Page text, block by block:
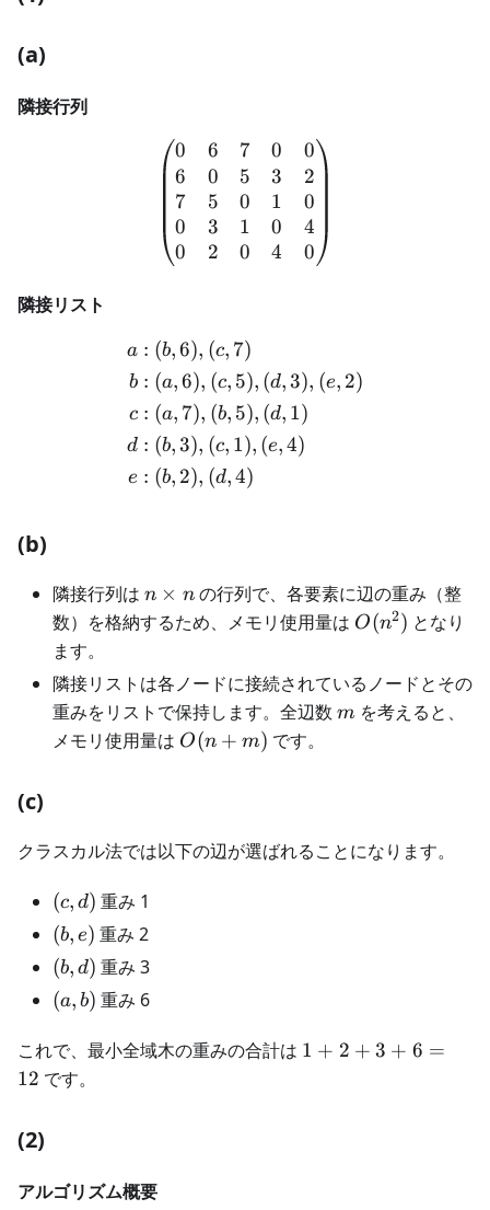
(a)
隣接行列
\begin{pmatrix} 0 & 6 &
0
6
7
0
0
6
0
5
3
2
7
5
0
1
0
0
3
1
0
4
0
2
0
4
0
隣接リスト
\begin{aligned} a & : (b,
a
b
c
d
e
: (b, 6), (c, 7)
: (a, 6), (c, 5), (d,3), (e, 2)
: (a, 7), (b, 5), (d, 1)
: (b, 3), (c, 1), (e,4)
: (b, 2), (d,4)
(b)
隣接行列は n
\times
n × nの行列で、各要素に辺の重み（整
数）を格納するため、メモリ使用量は O(n^2)
O(n2) となり
ます。
隣接リストは各ノードに接続されているノードとその
重みをリストで保持します。全辺数 m
m を考えると、
メモリ使用量は O(n
O(n + m) です。
(c)
クラスカル法では以下の辺が選ばれることになります。
(c,
d)
(c, d) 重み 1
(b,
e)
(b, e) 重み 2
(b,
d)
(b, d) 重み 3
(a,
(a, b) 重み 6
これで、最小全域木の重みの合計は 1
1 + 2 + 3 + 6 =
12 です。
(2)
アルゴリズム概要